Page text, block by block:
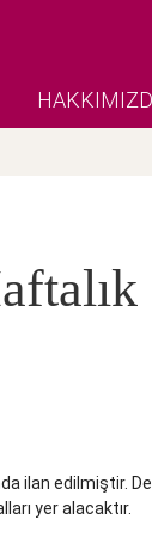
ilan edilmiştir.
yer alacaktır.